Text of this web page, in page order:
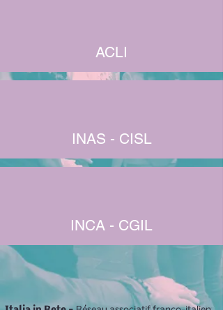
ACLI
INAS - CISL
INCA - CGIL